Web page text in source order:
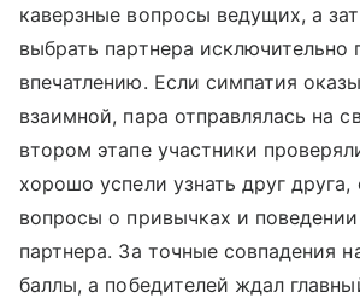
каверзные вопросы ведущих, а
выбрать партнера исключительно
впечатлению. Если симпатия
взаимной, пара отправлялась на
втором этапе участники
хорошо успели узнать друг друга,
вопросы о привычках и поведении
партнера. За точные совпадения
баллы, а победителей ждал